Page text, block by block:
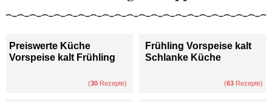
Preiswerte Küche
Vorspeise kalt Frühling
(30 Rezepte)
Frühling Vorspeise kalt
Schlanke Küche
(63 Rezepte)